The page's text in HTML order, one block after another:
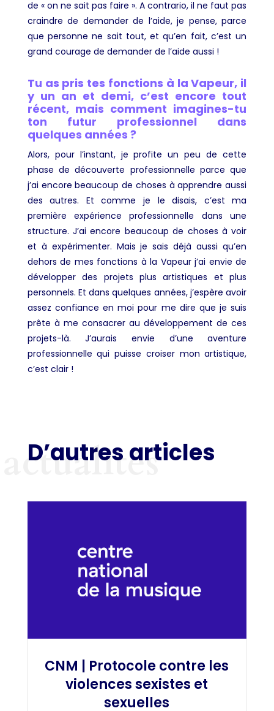
de « on ne sait pas faire ». A contrario, il ne faut pas
craindre de demander de l’aide, je pense, parce
que personne ne sait tout, et qu’en fait, c’est un
grand courage de demander de l’aide aussi !
Tu as pris tes fonctions à la Vapeur, il
y un an et demi, c’est encore tout
récent, mais comment imagines-tu
ton futur professionnel dans
quelques années ?
Alors, pour l’instant, je profite un peu de cette
phase de découverte professionnelle parce que
j’ai encore beaucoup de choses à apprendre aussi
des autres. Et comme je le disais, c’est ma
première expérience professionnelle dans une
structure. J’ai encore beaucoup de choses à voir
et à expérimenter. Mais je sais déjà aussi qu’en
dehors de mes fonctions à la Vapeur j’ai envie de
développer des projets plus artistiques et plus
personnels. Et dans quelques années, j’espère avoir
assez confiance en moi pour me dire que je suis
prête à me consacrer au développement de ces
projets-là. J’aurais envie d’une aventure
professionnelle qui puisse croiser mon artistique,
c’est clair !
D’autres articles
actualités
CNM | Protocole contre les
violences sexistes et
sexuelles